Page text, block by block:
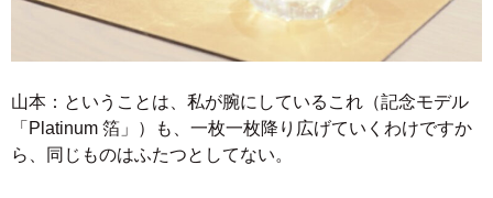
山本：ということは、私が腕にしているこれ（記念モデル
「Platinum 箔」）も、一枚一枚降り広げていくわけですか
ら、同じものはふたつとしてない。